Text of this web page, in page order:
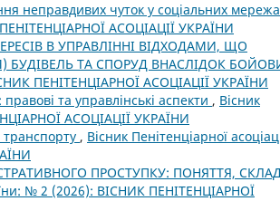
неправдивих чуток у соціальних
ПЕНІТЕНЦІАРНОЇ АСОЦІАЦІЇ УКРАЇНИ
В УПРАВЛІННІ ВІДХОДАМИ, ЩО
ТА СПОРУД ВНАСЛІДОК
ПЕНІТЕНЦІАРНОЇ АСОЦІАЦІЇ УКРАЇНИ
та управлінські аспекти , Вісник
АСОЦІАЦІЇ УКРАЇНИ
транспорту , Вісник Пенітенціарної
ПРОСТУПКУ: ПОНЯТТЯ,
№ 2 (2026): ВІСНИК ПЕНІТЕНЦІАРНОЇ